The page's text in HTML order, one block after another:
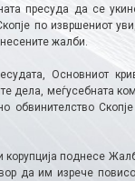
пресуда да се
по извршениот
жалби.
Основниот
меѓусебната
обвинителство
поднесе
да им изрече